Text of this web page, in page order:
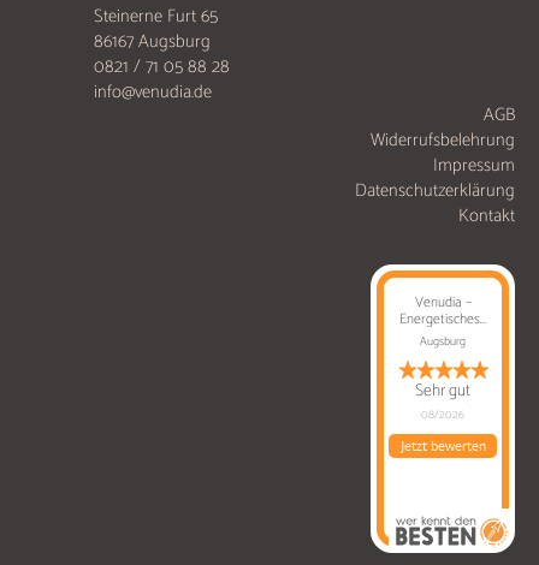
AGB
Widerrufsbelehrung
Impressum
Datenschutzerklärung
Kontakt
Venudia –
Energetisches...
Augsburg
Sehr gut
08/2026
Jetzt bewerten
Steinerne Furt 65
86167 Augsburg
0821 / 71 05 88 28
info@venudia.de